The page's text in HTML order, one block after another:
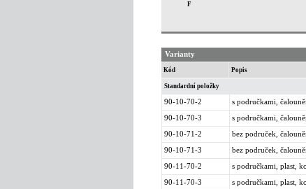
F
Varianty
Kód Popis
Standardní položky
90-10-70-2 s područkami,
90-10-70-3 s područkami,
90-10-71-2 bez područek,
90-10-71-3 bez područek,
90-11-70-2 s područkami, plast,
90-11-70-3 s područkami, plast,